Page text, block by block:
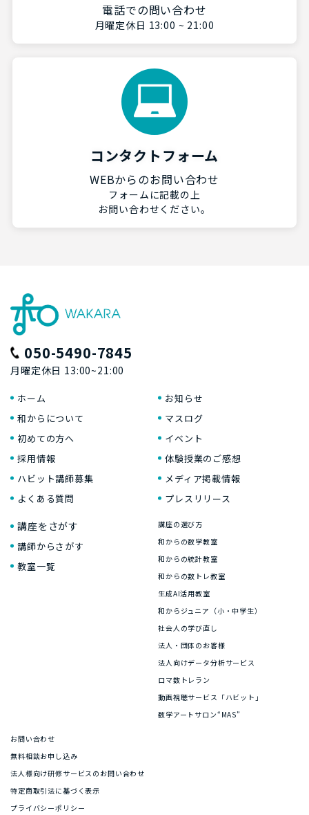
電話での問い合わせ
月曜定休日 13:00 ~ 21:00
コンタクトフォーム
WEBからのお問い合わせ
フォームに記載の上
お問い合わせください。
050-5490-7845
月曜定休日 13:00~21:00
ホーム
和からについて
初めての方へ
採用情報
ハビット講師募集
よくある質問
お知らせ
マスログ
イベント
体験授業のご感想
メディア掲載情報
プレスリリース
講座をさがす
講師からさがす
教室一覧
講座の選び方
和からの数学教室
和からの統計教室
和からの数トレ教室
生成AI活用教室
和からジュニア（小・中学生）
社会人の学び直し
法人・団体のお客様
法人向けデータ分析サービス
ロマ数トレラン
動画視聴サービス「ハビット」
数学アートサロン“MAS”
お問い合わせ
無料相談お申し込み
法人様向け研修サービスのお問い合わせ
特定商取引法に基づく表示
プライバシーポリシー